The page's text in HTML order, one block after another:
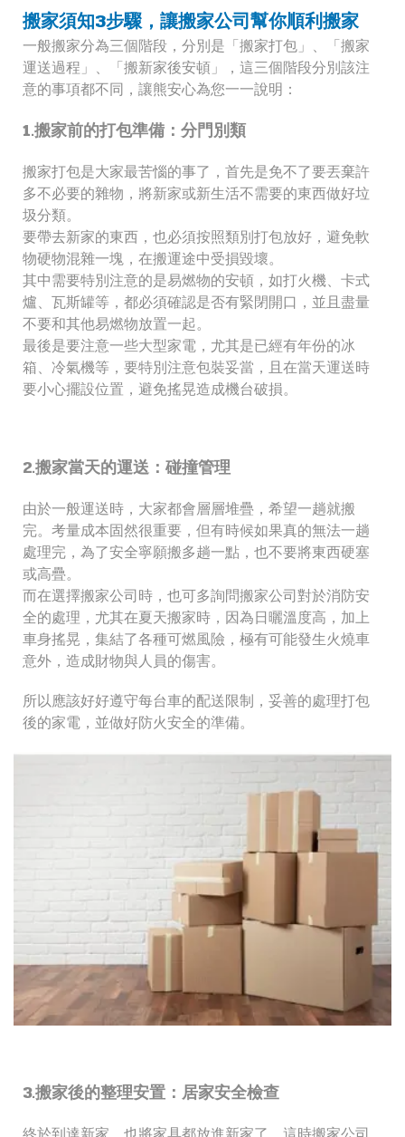
搬家須知3步驟，讓搬家公司幫你順利搬家
一般搬家分為三個階段，分別是「搬家打包」、「搬家
運送過程」、「搬新家後安頓」，這三個階段分別該注
意的事項都不同，讓熊安心為您一一說明：
1.搬家前的打包準備：分門別類
搬家打包是大家最苦惱的事了，首先是免不了要丟棄許
多不必要的雜物，將新家或新生活不需要的東西做好垃
圾分類。
要帶去新家的東西，也必須按照類別打包放好，避免軟
物硬物混雜一塊，在搬運途中受損毀壞。
其中需要特別注意的是易燃物的安頓，如打火機、卡式
爐、瓦斯罐等，都必須確認是否有緊閉開口，並且盡量
不要和其他易燃物放置一起。
最後是要注意一些大型家電，尤其是已經有年份的冰
箱、冷氣機等，要特別注意包裝妥當，且在當天運送時
要小心擺設位置，避免搖晃造成機台破損。
2.搬家當天的運送：碰撞管理
由於一般運送時，大家都會層層堆疊，希望一趟就搬
完。考量成本固然很重要，但有時候如果真的無法一趟
處理完，為了安全寧願搬多趟一點，也不要將東西硬塞
或高疊。
而在選擇搬家公司時，也可多詢問搬家公司對於消防安
全的處理，尤其在夏天搬家時，因為日曬溫度高，加上
車身搖晃，集結了各種可燃風險，極有可能發生火燒車
意外，造成財物與人員的傷害。
所以應該好好遵守每台車的配送限制，妥善的處理打包
後的家電，並做好防火安全的準備。
3.搬家後的整理安置：居家安全檢查